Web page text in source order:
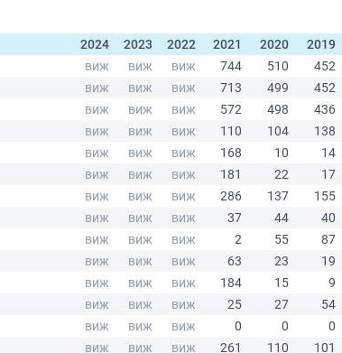
2024
2023 2022 2021 2020
2019